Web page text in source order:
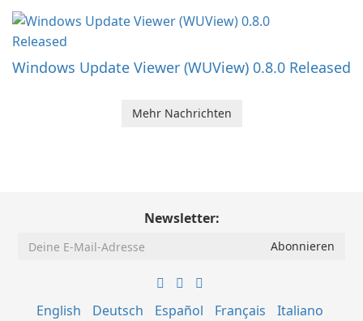
Windows Update Viewer (WUView) 0.8.0 Released
Mehr Nachrichten
Newsletter:
English Deutsch Español Français
Italiano